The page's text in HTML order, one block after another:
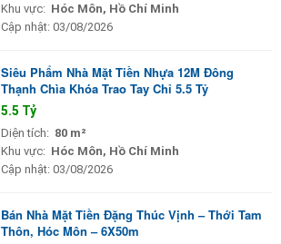
Khu vực: Hóc Môn, Hồ Chí Minh
Cập nhật: 03/08/2026
Siêu Phẩm Nhà Mặt Tiền Nhựa 12M Đông
Thạnh Chìa Khóa Trao Tay Chỉ 5.5 Tỷ
5.5 Tỷ
Diện tích: 80 m²
Khu vực: Hóc Môn, Hồ Chí Minh
Cập nhật: 03/08/2026
Bán Nhà Mặt Tiền Đặng Thúc Vịnh – Thới Tam
Thôn, Hóc Môn – 6X50m